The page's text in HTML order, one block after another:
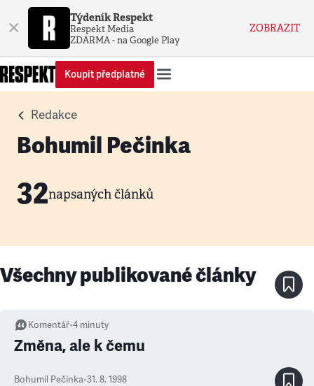
× Týdeník Respekt
Respekt Media
ZDARMA - na Google Play
ZOBRAZIT
Koupit předplatné
Redakce
Bohumil Pečinka
32napsaných článků
Všechny publikované články
Komentář•4 minuty
Změna, ale k čemu
Bohumil Pečinka•31. 8. 1998